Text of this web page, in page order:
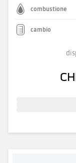
combustione
cambio